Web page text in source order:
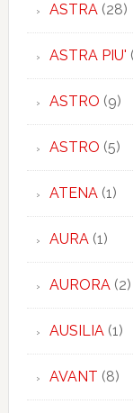
ASTRA(28)
ASTRA PIU'
ASTRO (9)
ASTRO (5)
ATENA(1)
AURA(1)
AURORA(2)
AUSILIA(1)
AVANT (8)